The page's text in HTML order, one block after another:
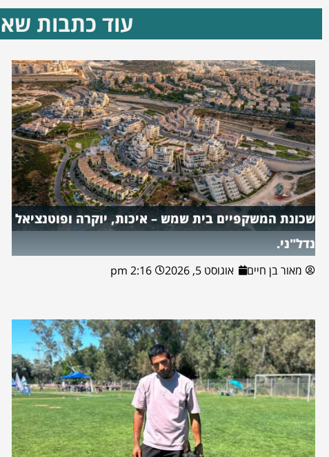
עוד כתבות
שכונת המשקפיים בית שמש – איכות, יוקרה ופוטנציאל
נדל"ני.
מאור בן חיים אוגוסט 5, 2026 2:16 pm